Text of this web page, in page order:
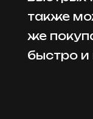
также
же
быстро и